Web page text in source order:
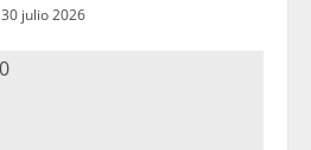
30 julio 2026